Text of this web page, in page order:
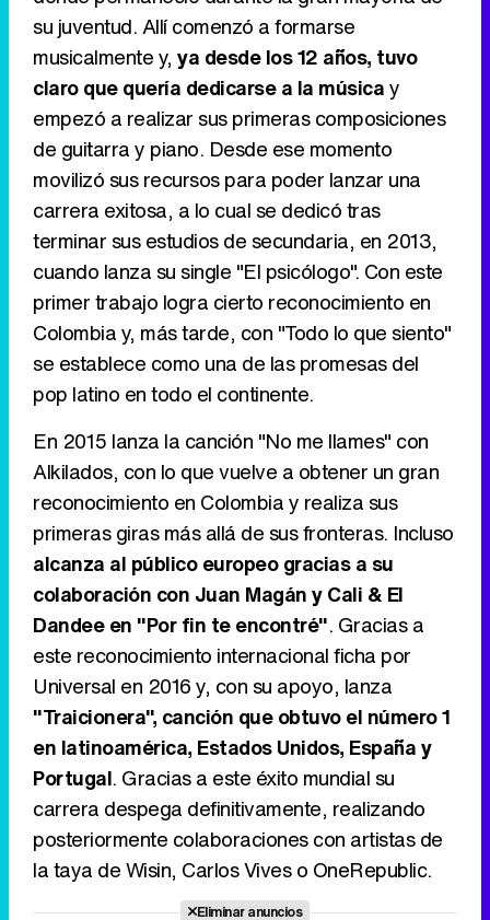
Canción ganadora de Eurovisión 2026: DARA con "Bangaranga" por Bulgaria
su juventud. Allí comenzó a formarse
musicalmente y, ya desde los 12 años, tuvo
claro que quería dedicarse a la músicay
empezó a realizar sus primeras composiciones
de guitarra y piano. Desde ese momento
movilizó sus recursos para poder lanzar una
carrera exitosa, a lo cual se dedicó tras
terminar sus estudios de secundaria, en 2013,
cuando lanza su single "El psicólogo". Con este
primer trabajo logra cierto reconocimiento en
Colombia y, más tarde, con "Todo lo que siento"
se establece como una de las promesas del
pop latino en todo el continente.
En 2015 lanza la canción "No me llames" con
Alkilados, con lo que vuelve a obtener un gran
reconocimiento en Colombia y realiza sus
primeras giras más allá de sus fronteras. Incluso
alcanza al público europeo gracias a su
colaboración con Juan Magán y Cali & El
Dandee en "Por fin te encontré". Gracias a
este reconocimiento internacional ficha por
Universal en 2016 y, con su apoyo, lanza
"Traicionera", canción que obtuvo el número 1
en latinoamérica, Estados Unidos, España y
Portugal. Gracias a este éxito mundial su
carrera despega definitivamente, realizando
posteriormente colaboraciones con artistas de
la taya de Wisin, Carlos Vives o OneRepublic.
Eliminar anuncios